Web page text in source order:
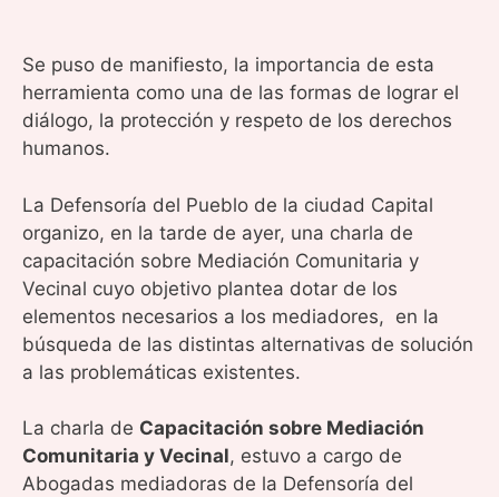
Se puso de manifiesto, la importancia de esta
herramienta como una de las formas de lograr el
diálogo, la protección y respeto de los derechos
humanos.
La Defensoría del Pueblo de la ciudad Capital
organizo, en la tarde de ayer, una charla de
capacitación sobre Mediación Comunitaria y
Vecinal cuyo objetivo plantea dotar de los
elementos necesarios a los mediadores, en la
búsqueda de las distintas alternativas de solución
a las problemáticas existentes.
La charla de Capacitación sobre Mediación
Comunitaria y Vecinal, estuvo a cargo de
Abogadas mediadoras de la Defensoría del